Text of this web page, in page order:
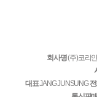
회사명(주)코리
대표JANG JUNSUNG